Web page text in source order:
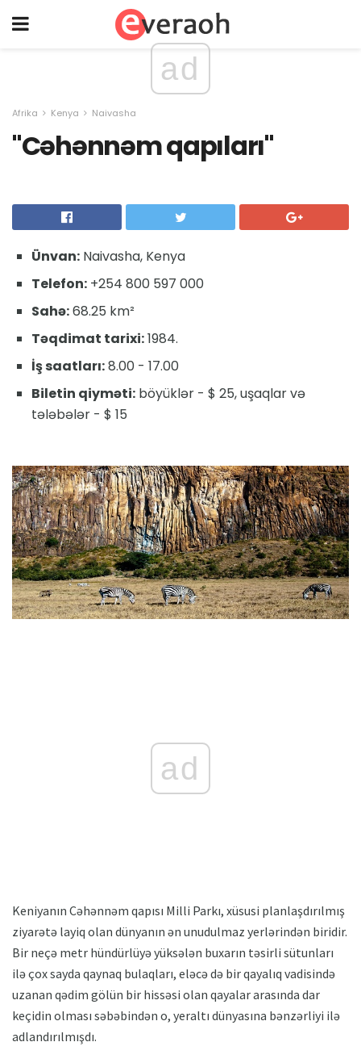
ad
Afrika Kenya Naivasha
"Cəhənnəm qapıları"
Ünvan: Naivasha, Kenya
Telefon: +254 800 597 000
Sahə:68.25 km²
Təqdimat tarixi:1984.
İş saatları:8.00 - 17.00
Biletin qiyməti: böyüklər - $ 25, uşaqlar və
tələbələr - $ 15
ad
Keniyanın Cəhənnəm qapısı Milli Parkı, xüsusi planlaşdırılmış
ziyarətə layiq olan dünyanın ən unudulmaz yerlərindən biridir.
Bir neçə metr hündürlüyə yüksələn buxarın təsirli sütunları
ilə çox sayda qaynaq bulaqları, eləcə də bir qayalıq vadisində
uzanan qədim gölün bir hissəsi olan qayalar arasında dar
keçidin olması səbəbindən o, yeraltı dünyasına bənzərliyi ilə
adlandırılmışdı.